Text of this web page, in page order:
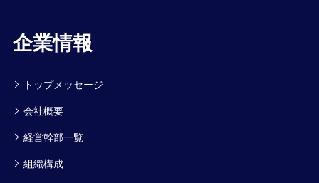
企業情報
トップメッセージ
会社概要
経営幹部一覧
組織構成